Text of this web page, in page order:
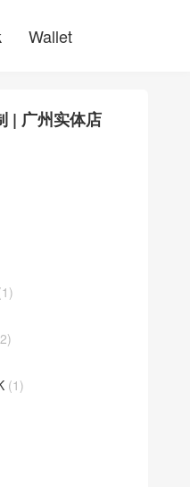
Wallet
| 广州实体店
(1)